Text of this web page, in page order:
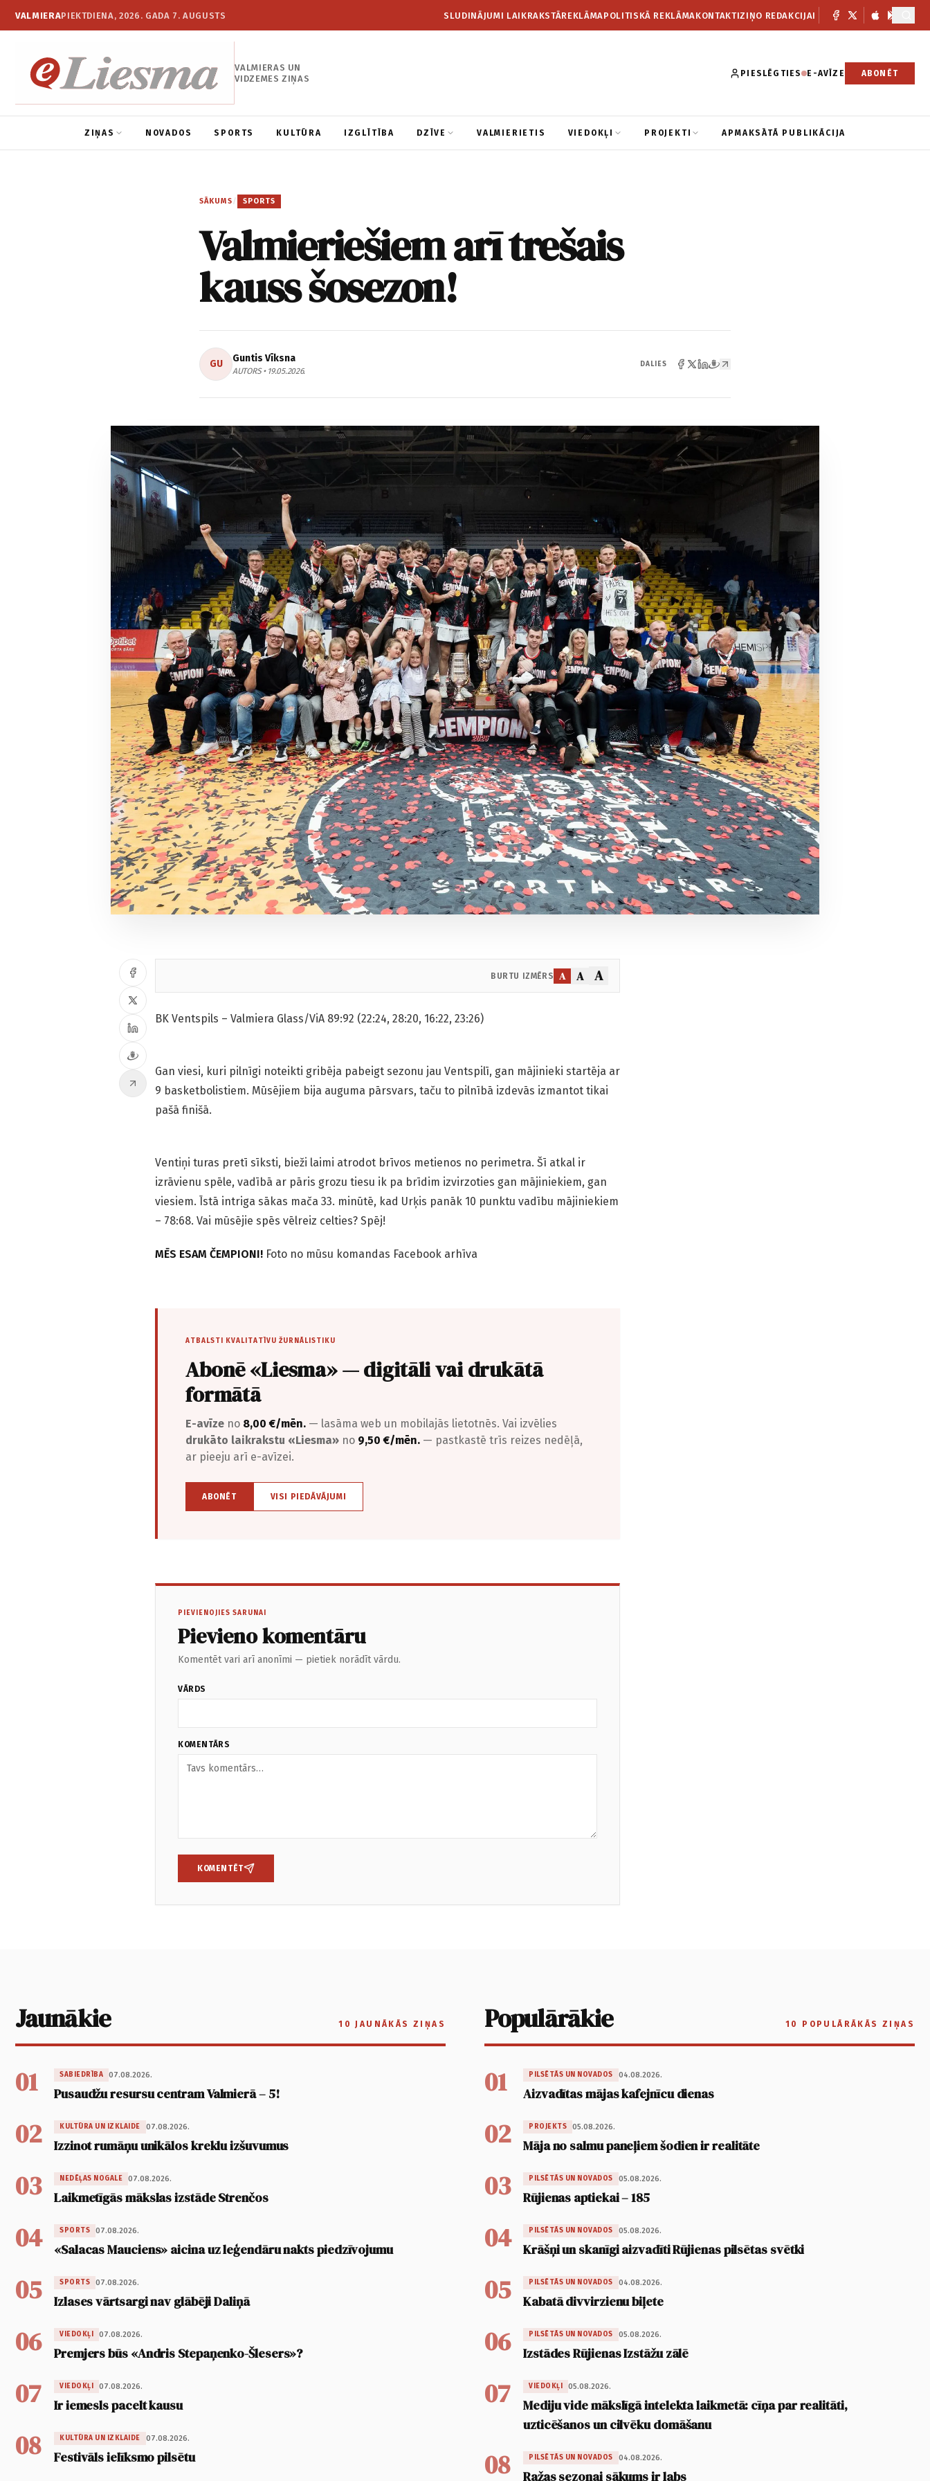
VALMIERAPIEKTDIENA, 2026. GADA 7. AUGUSTS SLUDINĀJUMI LAIKRAKSTĀREKLĀMAPOLITISKĀ REKLĀMAKONTAKTIZIŅO REDAKCIJAI
VALMIERAS UN
VIDZEMES ZIŅAS
PIESLĒGTIES E-AVĪZE ABONĒT
ZIŅAS NOVADOS SPORTS KULTŪRA IZGLĪTĪBA DZĪVE VALMIERIETIS VIEDOKĻI PROJEKTI APMAKSĀTĀ PUBLIKĀCIJA
SĀKUMS / SPORTS
Valmieriešiem arī trešais
kauss šosezon!
GU Guntis Vīksna
AUTORS • 19.05.2026.
DALIES
BURTU IZMĒRS A A A
BK Ventspils – Valmiera Glass/ViA 89:92 (22:24, 28:20, 16:22, 23:26)
Gan viesi, kuri pilnīgi noteikti gribēja pabeigt sezonu jau Ventspilī, gan mājinieki startēja ar
9 basketbolistiem. Mūsējiem bija auguma pārsvars, taču to pilnībā izdevās izmantot tikai
pašā finišā.
Ventiņi turas pretī sīksti, bieži laimi atrodot brīvos metienos no perimetra. Šī atkal ir
izrāvienu spēle, vadībā ar pāris grozu tiesu ik pa brīdim izvirzoties gan mājiniekiem, gan
viesiem. Īstā intriga sākas mača 33. minūtē, kad Urķis panāk 10 punktu vadību mājiniekiem
– 78:68. Vai mūsējie spēs vēlreiz celties? Spēj!
MĒS ESAM ČEMPIONI! Foto no mūsu komandas Facebook arhīva
ATBALSTI KVALITATĪVU ŽURNĀLISTIKU
Abonē «Liesma» — digitāli vai drukātā
formātā
E-avīze no 8,00 €/mēn. — lasāma web un mobilajās lietotnēs. Vai izvēlies
drukāto laikrakstu «Liesma» no 9,50 €/mēn. — pastkastē trīs reizes nedēļā,
ar pieeju arī e-avīzei.
ABONĒT VISI PIEDĀVĀJUMI
PIEVIENOJIES SARUNAI
Pievieno komentāru
Komentēt vari arī anonīmi — pietiek norādīt vārdu.
VĀRDS
KOMENTĀRS
KOMENTĒT
Jaunākie 10 JAUNĀKĀS ZIŅAS
01 SABIEDRĪBA 07.08.2026.
Pusaudžu resursu centram Valmierā – 5!
02 KULTŪRA UN IZKLAIDE 07.08.2026.
Izzinot rumāņu unikālos kreklu izšuvumus
03 NEDĒĻAS NOGALE 07.08.2026.
Laikmetīgās mākslas izstāde Strenčos
04 SPORTS 07.08.2026.
«Salacas Mauciens» aicina uz leģendāru nakts piedzīvojumu
05 SPORTS 07.08.2026.
Izlases vārtsargi nav glābēji Daliņā
06 VIEDOKĻI 07.08.2026.
Premjers būs «Andris Stepaņenko-Šlesers»?
07 VIEDOKĻI 07.08.2026.
Ir iemesls pacelt kausu
08 KULTŪRA UN IZKLAIDE 07.08.2026.
Festivāls ielīksmo pilsētu
Populārākie 10 POPULĀRĀKĀS ZIŅAS
01 PILSĒTĀS UN NOVADOS 04.08.2026.
Aizvadītas mājas kafejnīcu dienas
02 PROJEKTS 05.08.2026.
Māja no salmu paneļiem šodien ir realitāte
03 PILSĒTĀS UN NOVADOS 05.08.2026.
Rūjienas aptiekai – 185
04 PILSĒTĀS UN NOVADOS 05.08.2026.
Krāšņi un skanīgi aizvadīti Rūjienas pilsētas svētki
05 PILSĒTĀS UN NOVADOS 04.08.2026.
Kabatā divvirzienu biļete
06 PILSĒTĀS UN NOVADOS 05.08.2026.
Izstādes Rūjienas Izstāžu zālē
07 VIEDOKĻI 05.08.2026.
Mediju vide mākslīgā intelekta laikmetā: cīņa par realitāti,
uzticēšanos un cilvēku domāšanu
08 PILSĒTĀS UN NOVADOS 04.08.2026.
Ražas sezonai sākums ir labs